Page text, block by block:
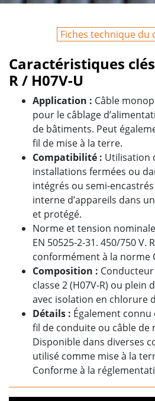
Fiches technique du
Caractéristiques
R / H07V-U
Application : Câble
pour le câblage
de bâtiments. Peut
fil de mise à la terre.
Compatibilité : Utilisation
installations fermées ou
intégrés ou semi-
interne d’appareils dans
et protégé.
Norme et tension
EN 50525-2-31. 450/750
conformément à la norme
Composition :
classe 2 (H07V-R) ou plein
avec isolation en chlorure
Détails : Également
fil de conduite ou câble de
Disponible dans diverses
utilisé comme mise à la
Conforme à la